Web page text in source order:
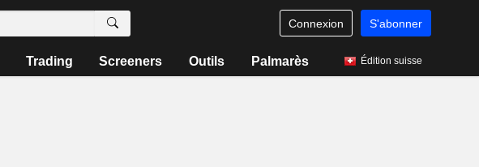
Connexion S'abonner
Trading Screeners Outils Palmarès Édition suisse